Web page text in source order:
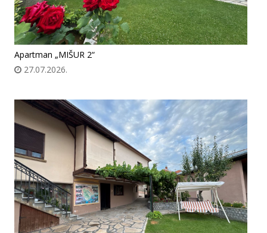
Apartman „MIŠUR 2“
27.07.2026.